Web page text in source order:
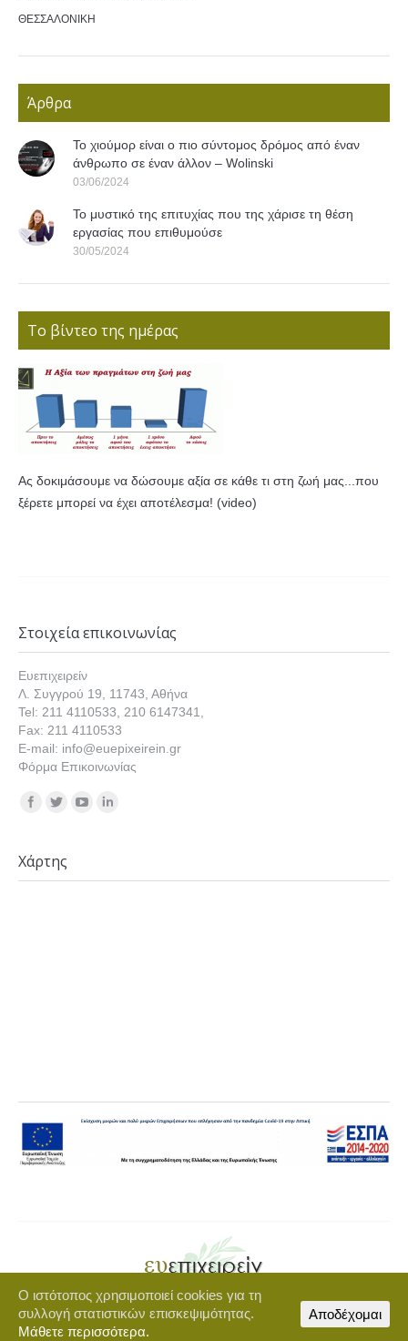
ΘΕΣΣΑΛΟΝΙΚΗ
Άρθρα
Το χιούμορ είναι ο πιο σύντομος δρόμος από έναν
άνθρωπο σε έναν άλλον – Wolinski
03/06/2024
Το μυστικό της επιτυχίας που της χάρισε τη θέση
εργασίας που επιθυμούσε
30/05/2024
Το βίντεο της ημέρας
Ας δοκιμάσουμε να δώσουμε αξία σε κάθε τι στη ζωή μας...που
ξέρετε μπορεί να έχει αποτέλεσμα! (video)
Στοιχεία επικοινωνίας
Ευεπιχειρείν
Λ. Συγγρού 19, 11743, Αθήνα
Tel: 211 4110533, 210 6147341,
Fax: 211 4110533
E-mail: info@euepixeirein.gr
Φόρμα Επικοινωνίας
Find us on:
Χάρτης
Copyright © 2021 euepixeirein.gr | Developed by BigWebTheory
Ο ιστότοπος χρησιμοποιεί cookies για τη
συλλογή στατιστικών επισκεψιμότητας.
Μάθετε περισσότερα.
Αποδέχομαι